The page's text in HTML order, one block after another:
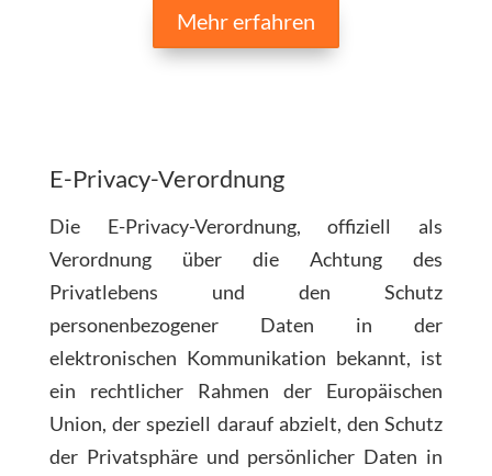
Mehr erfahren
E-Privacy-Verordnung
Die E-Privacy-Verordnung, offiziell als
Verordnung über die Achtung des
Privatlebens und den Schutz
personenbezogener Daten in der
elektronischen Kommunikation bekannt, ist
ein rechtlicher Rahmen der Europäischen
Union, der speziell darauf abzielt, den Schutz
der Privatsphäre und persönlicher Daten in